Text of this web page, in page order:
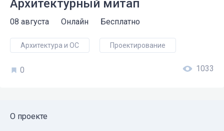
Архитектурный митап
08 августа Онлайн Бесплатно
Архитектура и ОС Проектирование
0 1033
О проекте